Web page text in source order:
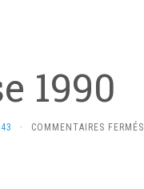
1990
· COMMENTAIRES FERMÉS